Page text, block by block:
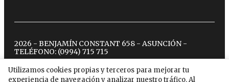
Utilizamos cookies propias y terceros para mejorar tu
experiencia de navegación y analizar nuestro tráfico. Al
2026 - BENJAMÍN CONSTANT 658 - ASUNCIÓN -
TELÉFONO: (0994) 715 715